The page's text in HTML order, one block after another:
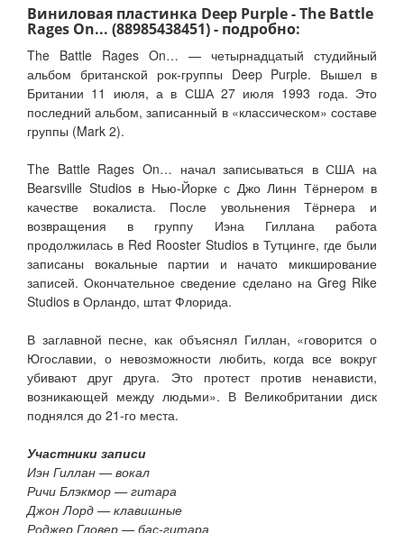
Виниловая пластинка Deep Purple - The Battle
Rages On... (88985438451) - подробно:
The Battle Rages On… — четырнадцатый студийный
альбом британской рок-группы Deep Purple. Вышел в
Британии 11 июля, а в США 27 июля 1993 года. Это
последний альбом, записанный в «классическом» составе
группы (Mark 2).
The Battle Rages On… начал записываться в США на
Bearsville Studios в Нью-Йорке с Джо Линн Тёрнером в
качестве вокалиста. После увольнения Тёрнера и
возвращения в группу Иэна Гиллана работа
продолжилась в Red Rooster Studios в Тутцинге, где были
записаны вокальные партии и начато микширование
записей. Окончательное сведение сделано на Greg Rike
Studios в Орландо, штат Флорида.
В заглавной песне, как объяснял Гиллан, «говорится о
Югославии, о невозможности любить, когда все вокруг
убивают друг друга. Это протест против ненависти,
возникающей между людьми». В Великобритании диск
поднялся до 21-го места.
Участники записи
Иэн Гиллан — вокал
Ричи Блэкмор — гитара
Джон Лорд — клавишные
Роджер Гловер — бас-гитара